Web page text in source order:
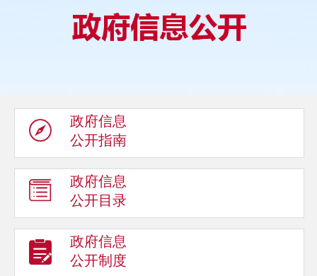
政府信息
公开指南
政府信息
公开目录
政府信息
公开制度